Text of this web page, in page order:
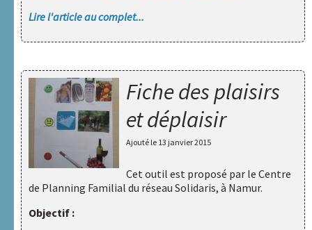
Lire l'article au complet...
Fiche des plaisirs
et déplaisir
Ajouté le 13 janvier 2015
Cet outil est proposé par le Centre
de Planning Familial du réseau Solidaris, à Namur.
Objectif :